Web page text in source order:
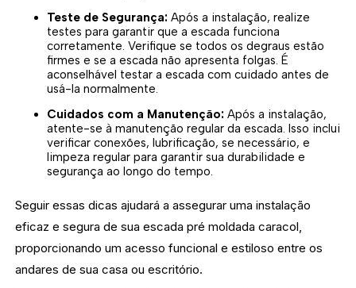
Teste de Segurança: Após a instalação, realize
testes para garantir que a escada funciona
corretamente. Verifique se todos os degraus estão
firmes e se a escada não apresenta folgas. É
aconselhável testar a escada com cuidado antes de
usá-la normalmente.
Cuidados com a Manutenção: Após a instalação,
atente-se à manutenção regular da escada. Isso inclui
verificar conexões, lubrificação, se necessário, e
limpeza regular para garantir sua durabilidade e
segurança ao longo do tempo.
Seguir essas dicas ajudará a assegurar uma instalação
eficaz e segura de sua escada pré moldada caracol,
proporcionando um acesso funcional e estiloso entre os
andares de sua casa ou escritório.